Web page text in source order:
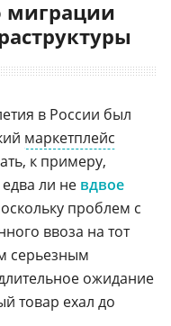
в России был
маркетплейс
к примеру,
едва ли не вдвое
проблем с
ввоза на тот
серьезным
ожидание
товар ехал до